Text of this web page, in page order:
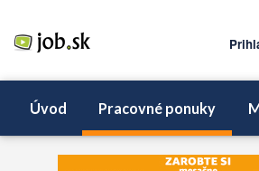
Úvod Pracovné ponuky